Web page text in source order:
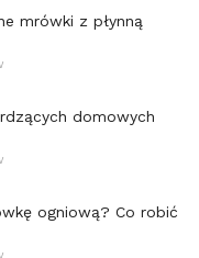
mrówki z płynną
domowych
ogniową? Co robić